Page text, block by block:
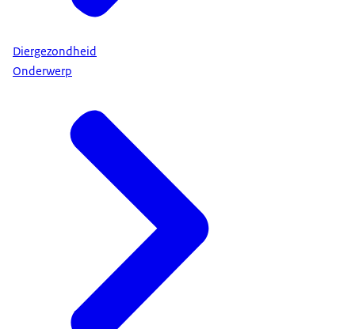
Diergezondheid
Onderwerp